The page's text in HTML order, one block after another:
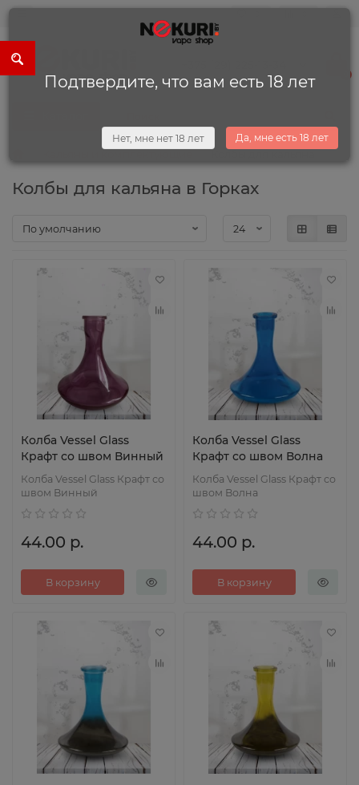
Колбы для кальяна в Горках
Колба Vessel Glass
Крафт со швом Винный
Колба Vessel Glass Крафт со
швом Винный
44.00 р.
В корзину
Колба Vessel Glass
Крафт со швом Волна
Колба Vessel Glass Крафт со
швом Волна
44.00 р.
В корзину
Подтвердите, что вам есть 18 лет
Нет, мне нет 18 лет Да, мне есть 18 лет